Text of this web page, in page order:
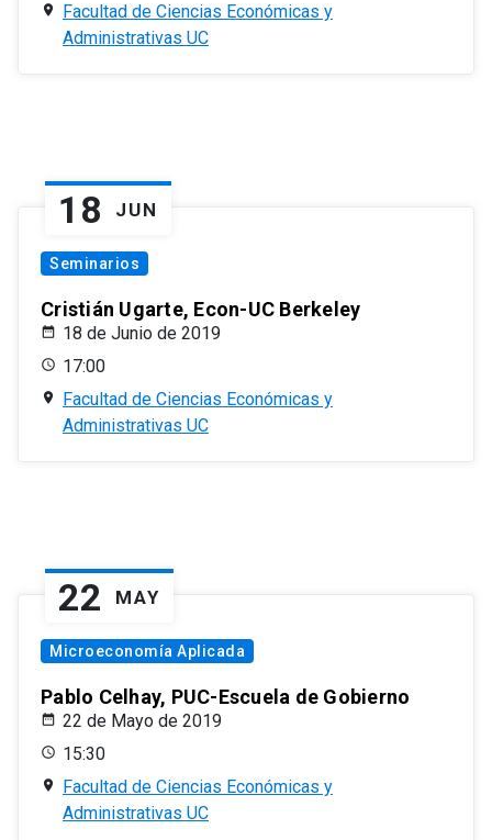
Facultad de Ciencias Económicas y
Administrativas UC
18 JUN
Seminarios
Cristián Ugarte, Econ-UC Berkeley
18 de Junio de 2019
17:00
Facultad de Ciencias Económicas y
Administrativas UC
22 MAY
Microeconomía Aplicada
Pablo Celhay, PUC-Escuela de Gobierno
22 de Mayo de 2019
15:30
Facultad de Ciencias Económicas y
Administrativas UC